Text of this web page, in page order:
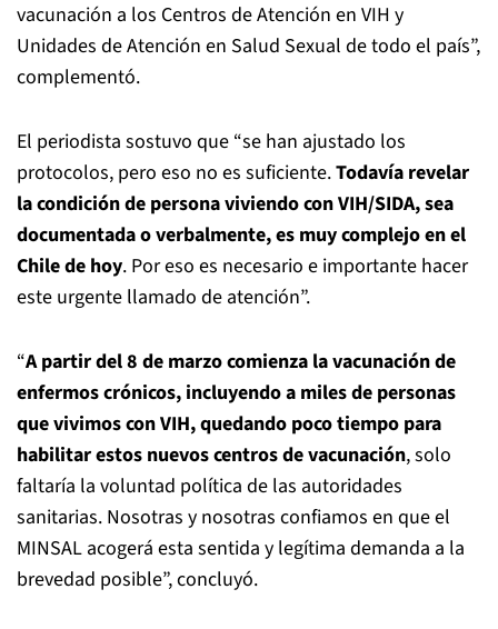
vacunación a los Centros de Atención en VIH y
Unidades de Atención en Salud Sexual de todo el país”,
complementó.
El periodista sostuvo que “se han ajustado los
protocolos, pero eso no es suficiente.Todavía revelar
la condición de persona viviendo con VIH/SIDA, sea
documentada o verbalmente, es muy complejo en el
Chile de hoy. Por eso es necesario e importante hacer
este urgente llamado de atención”.
“A partir del 8 de marzo comienza la vacunación de
enfermos crónicos, incluyendo a miles de personas
que vivimos con VIH, quedando poco tiempo para
habilitar estos nuevos centros de vacunación, solo
faltaría la voluntad política de las autoridades
sanitarias. Nosotras y nosotras confiamos en que el
MINSAL acogerá esta sentida y legítima demanda a la
brevedad posible”, concluyó.